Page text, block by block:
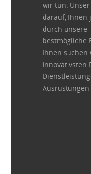
wir tun.
darauf, Ihnen
durch unsere
bestmögliche
Ihnen suchen
innovativsten